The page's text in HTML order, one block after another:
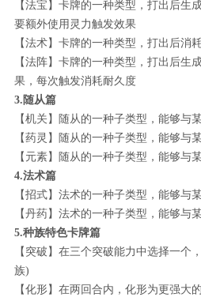
【法宝】卡牌的一种类型，打出后生
要额外使用灵力触发效果
【法术】卡牌的一种类型，打出后消
【法阵】卡牌的一种类型，打出后生
果，每次触发消耗耐久度
3.随从篇
【机关】随从的一种子类型，能够与
【药灵】随从的一种子类型，能够与
【元素】随从的一种子类型，能够与
4.法术篇
【招式】法术的一种子类型，能够与
【丹药】法术的一种子类型，能够与
5.种族特色卡牌篇
【突破】在三个突破能力中选择一个
族)
【化形】在两回合内，化形为更强大